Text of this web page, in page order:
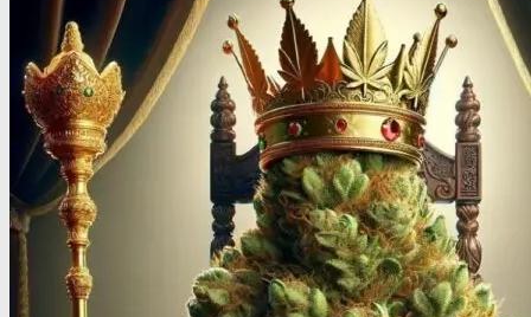
Kokain renhedhedstest
Crack renhedhedstest
Kokain blandingsmiddel test
MDMA
MDMA renhedstest
Ecstasy
Ecstasy renhedstest